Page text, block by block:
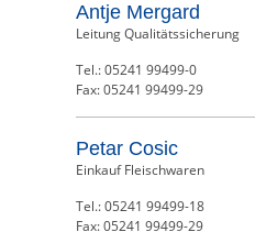
Antje Mergard
Leitung Qualitätssicherung
Tel.: 05241 99499-0
Fax: 05241 99499-29
Petar Cosic
Einkauf Fleischwaren
Tel.: 05241 99499-18
Fax: 05241 99499-29